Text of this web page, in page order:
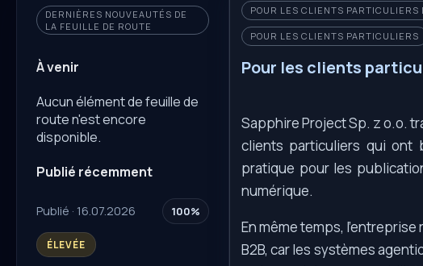
DERNIÈRES NOUVEAUTÉS DE
LA FEUILLE DE ROUTE
À venir
Aucun élément de feuille de
route n'est encore
disponible.
Publié récemment
Publié · 16.07.2026 100%
ÉLEVÉE
POUR LES CLIENTS PARTICULIERS
POUR LES CLIENTS PARTICULIERS
Pour les clients
Sapphire Project Sp. z o.o.
clients particuliers qui ont
pratique pour les
numérique.
En même temps,
B2B, car les systèmes